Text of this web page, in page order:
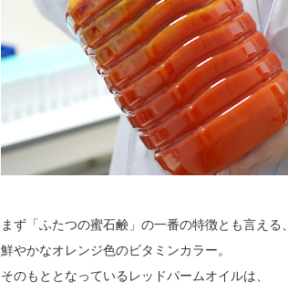
まず「ふたつの蜜石鹸」の一番の特徴とも言える、
鮮やかなオレンジ色のビタミンカラー。
そのもととなっているレッドパームオイルは、